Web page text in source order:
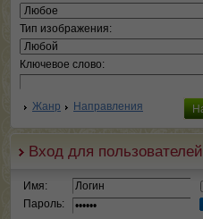
Тип изображения:
Ключевое слово:
Жанр Направления
Вход для пользователей
Имя:
Пароль: